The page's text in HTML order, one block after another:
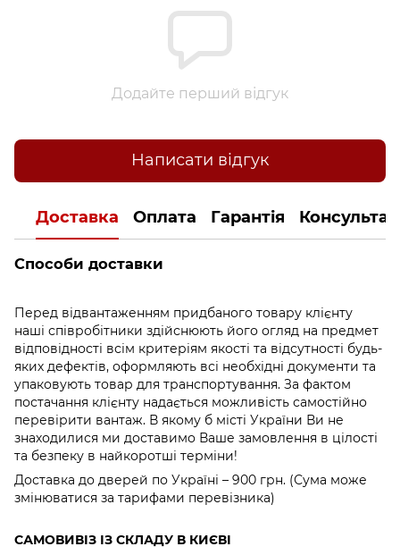
Додайте перший відгук
Написати відгук
Доставка Оплата Гарантія
Способи доставки
Перед відвантаженням придбаного товару клієнту
наші співробітники здійснюють його огляд на предмет
відповідності всім критеріям якості та відсутності будь-
яких дефектів, оформляють всі необхідні документи та
упаковують товар для транспортування. За фактом
постачання клієнту надається можливість самостійно
перевірити вантаж. В якому б місті України Ви не
знаходилися ми доставимо Ваше замовлення в цілості
та безпеку в найкоротші терміни!
Доставка до дверей по Україні – 900 грн. (Сума може
змінюватися за тарифами перевізника)
САМОВИВІЗ ІЗ СКЛАДУ В КИЄВІ